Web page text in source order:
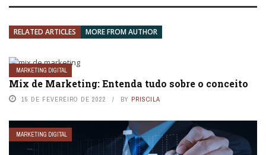
RELATED ARTICLES MORE FROM AUTHOR
MARKETING DIGITAL
Mix de Marketing: Entenda tudo sobre o conceito
15 DE FEVEREIRO DE 2022 BY PRISCILA
MARKETING DIGITAL